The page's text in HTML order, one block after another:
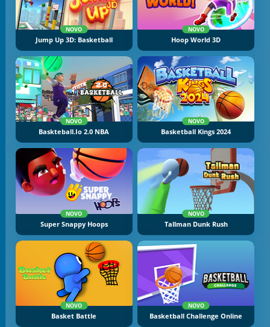
NOVO
Jump Up 3D: Basketball
NOVO
Hoop World 3D
NOVO
Baskteball.io 2.0 NBA
NOVO
Basketball Kings 2024
NOVO
Super Snappy Hoops
NOVO
Tallman Dunk Rush
NOVO
Basket Battle
NOVO
Basketball Challenge Online